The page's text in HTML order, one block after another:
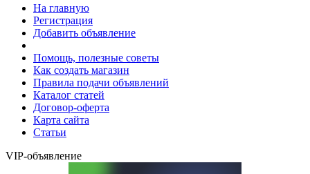
На главную
Регистрация
Добавить объявление
Помощь, полезные советы
Как создать магазин
Правила подачи объявлений
Каталог статей
Договор-оферта
Карта сайта
Статьи
VIP-объявление